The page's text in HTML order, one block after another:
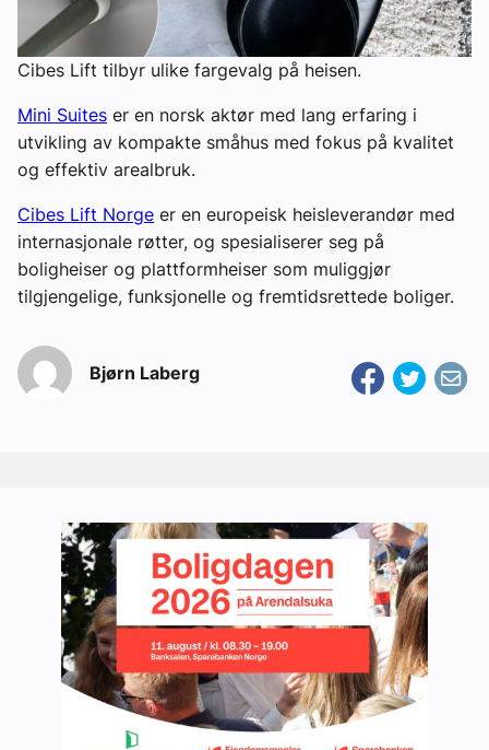
Cibes Lift tilbyr ulike fargevalg på heisen.
Mini Suites er en norsk aktør med lang erfaring i
utvikling av kompakte småhus med fokus på kvalitet
og effektiv arealbruk.
Cibes Lift Norge er en europeisk heisleverandør med
internasjonale røtter, og spesialiserer seg på
boligheiser og plattformheiser som muliggjør
tilgjengelige, funksjonelle og fremtidsrettede boliger.
Bjørn Laberg